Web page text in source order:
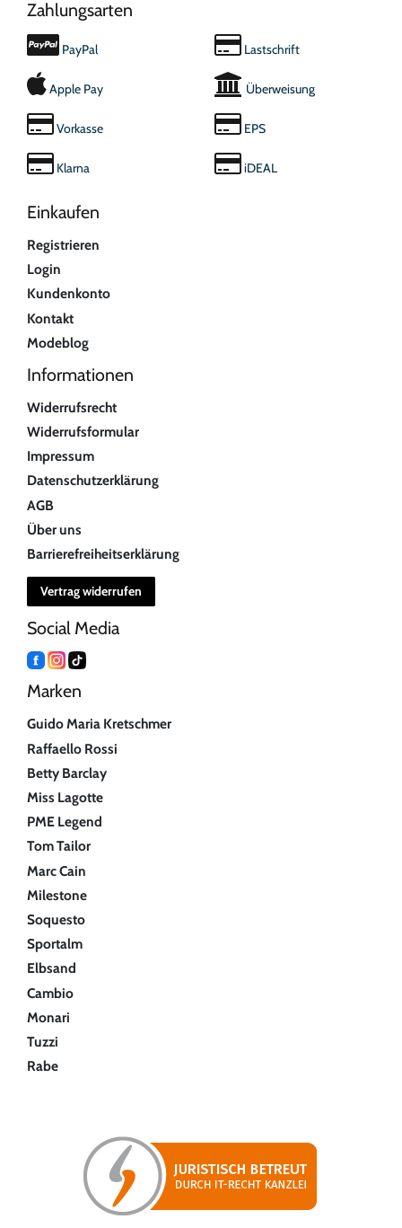
Zahlungsarten
PayPal
Apple Pay
Vorkasse
Klarna
Lastschrift
Überweisung
EPS
iDEAL
Einkaufen
Registrieren
Login
Kundenkonto
Kontakt
Modeblog
Informationen
Widerrufsrecht
Widerrufsformular
Impressum
Datenschutzerklärung
AGB
Über uns
Barrierefreiheitserklärung
Vertrag widerrufen
Social Media
Marken
Guido Maria Kretschmer
Raffaello Rossi
Betty Barclay
Miss Lagotte
PME Legend
Tom Tailor
Marc Cain
Milestone
Soquesto
Sportalm
Elbsand
Cambio
Monari
Tuzzi
Rabe